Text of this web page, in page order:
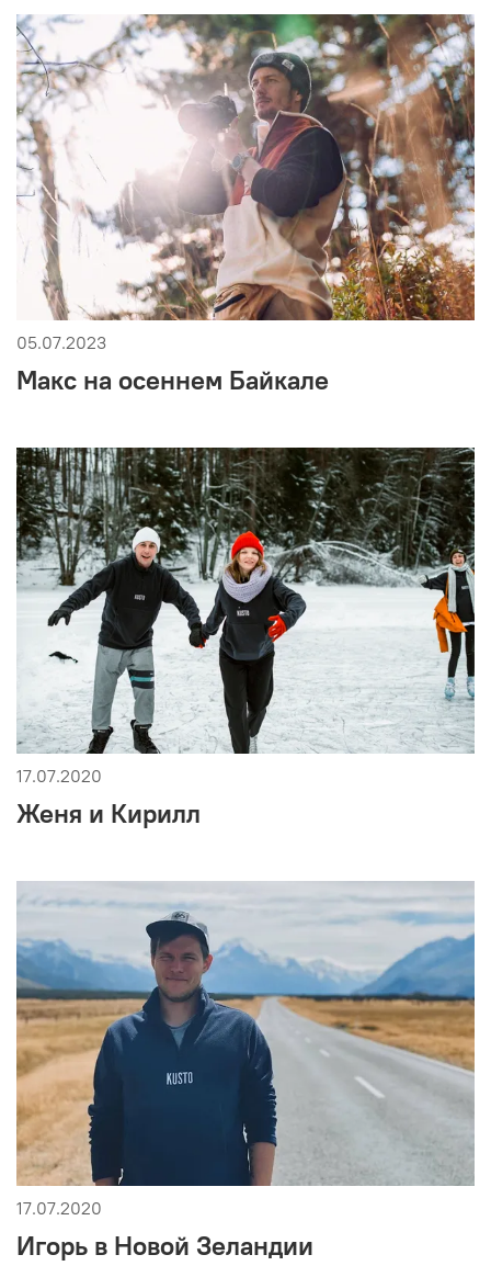
05.07.2023
Макс на осеннем Байкале
17.07.2020
Женя и Кирилл
17.07.2020
Игорь в Новой Зеландии